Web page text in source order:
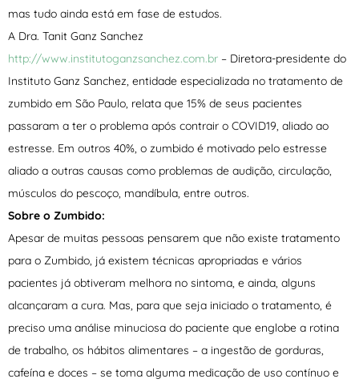
mas tudo ainda está em fase de estudos.
A Dra. Tanit Ganz Sanchez
http://www.institutoganzsanchez.com.br – Diretora-presidente do
Instituto Ganz Sanchez, entidade especializada no tratamento de
zumbido em São Paulo, relata que 15% de seus pacientes
passaram a ter o problema após contrair o COVID19, aliado ao
estresse. Em outros 40%, o zumbido é motivado pelo estresse
aliado a outras causas como problemas de audição, circulação,
músculos do pescoço, mandíbula, entre outros.
Sobre o Zumbido:
Apesar de muitas pessoas pensarem que não existe tratamento
para o Zumbido, já existem técnicas apropriadas e vários
pacientes já obtiveram melhora no sintoma, e ainda, alguns
alcançaram a cura. Mas, para que seja iniciado o tratamento, é
preciso uma análise minuciosa do paciente que englobe a rotina
de trabalho, os hábitos alimentares – a ingestão de gorduras,
cafeína e doces – se toma alguma medicação de uso contínuo e